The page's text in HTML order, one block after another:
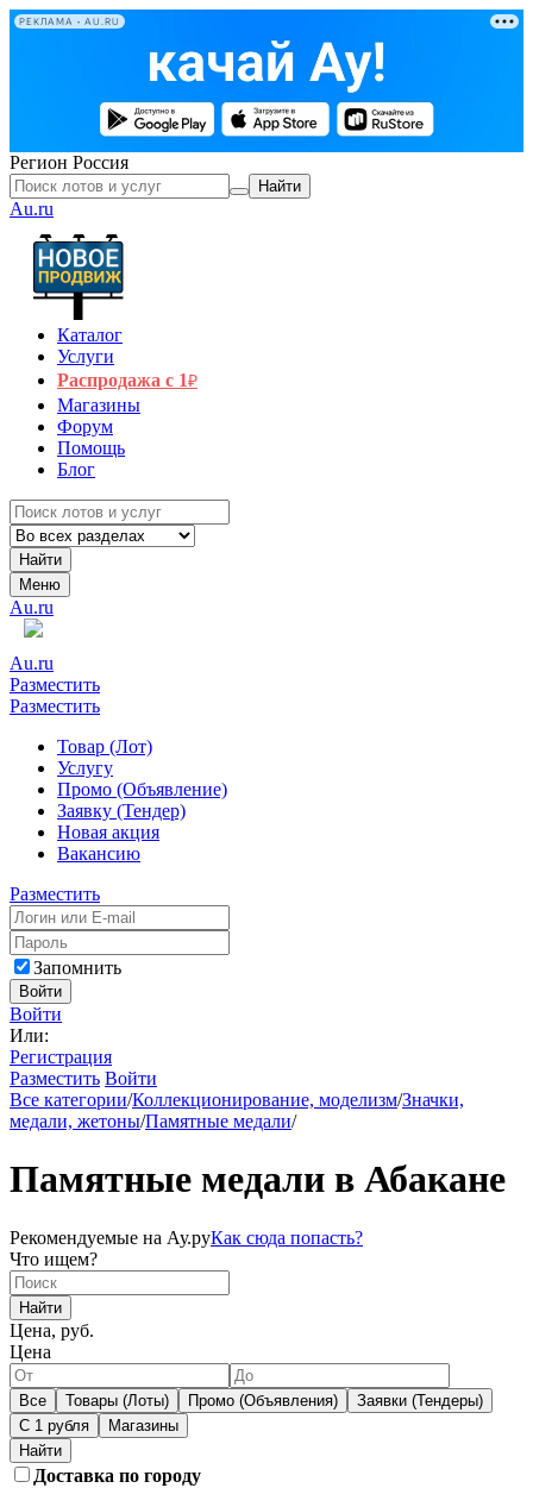
РЕКЛАМА • AU.RU
Регион Россия
Найти
Au.ru
Каталог
Услуги
Распродажа с 1₽
Магазины
Форум
Помощь
Блог
Найти
Меню
Au.ru
Au.ru
Разместить
Разместить
Товар (Лот)
Услугу
Промо (Объявление)
Заявку (Тендер)
Новая акция
Вакансию
Разместить
Запомнить
Войти
Войти
Или:
Регистрация
Разместить Войти
Все категории/Коллекционирование, моделизм/Значки,
медали, жетоны/Памятные медали/
Памятные медали в Абакане
Рекомендуемые на Ау.руКак сюда попасть?
Что ищем?
Найти
Цена, руб.
Цена
Все Товары (Лоты) Промо (Объявления)
Заявки (Тендеры)
С 1 рубля
Магазины
Доставка по городу